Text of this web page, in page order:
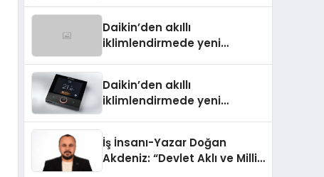
Daikin’den akıllı
iklimlendirmede yeni
Daikin’den akıllı
iklimlendirmede yeni
İş İnsanı-Yazar Doğan
Akdeniz: “Devlet Aklı ve Milli